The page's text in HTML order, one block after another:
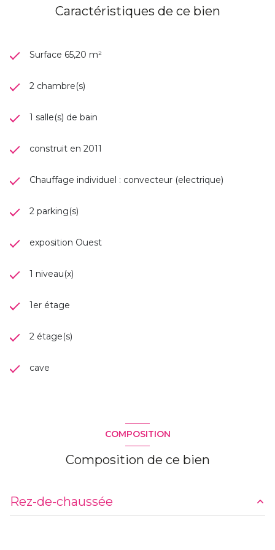
Caractéristiques de ce bien
Surface 65,20 m²
2 chambre(s)
1 salle(s) de bain
construit en 2011
Chauffage individuel : convecteur (electrique)
2 parking(s)
exposition Ouest
1 niveau(x)
1er étage
2 étage(s)
cave
COMPOSITION
Composition de ce bien
Rez-de-chaussée